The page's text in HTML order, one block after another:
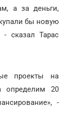
а за деньги,
бы новую
- сказал Тарас
проекты на
определим 20
-